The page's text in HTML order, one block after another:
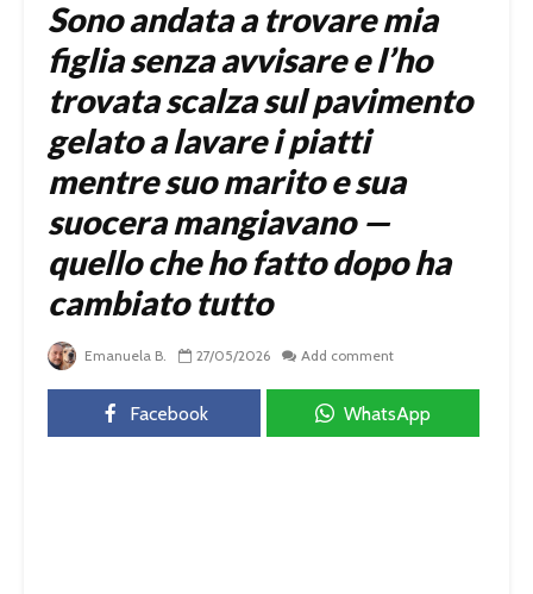
Sono andata a trovare mia
figlia senza avvisare e l’ho
trovata scalza sul pavimento
gelato a lavare i piatti
mentre suo marito e sua
suocera mangiavano —
quello che ho fatto dopo ha
cambiato tutto
Emanuela B. 27/05/2026 Add comment
Facebook WhatsApp